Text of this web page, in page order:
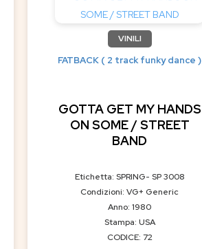
VINILI
FATBACK ( 2 track funky dance )
GOTTA GET MY HANDS
ON SOME / STREET
BAND
Etichetta: SPRING- SP 3008
Condizioni: VG+ Generic
Anno: 1980
Stampa: USA
CODICE: 72